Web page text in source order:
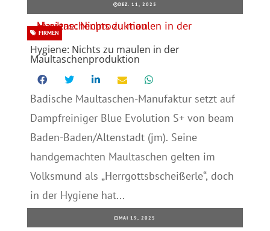
DEZ. 11, 2025
Hygiene: Nichts zu maulen in der
Maultaschenproduktion
FIRMEN
Badische Maultaschen-Manufaktur setzt auf
Dampfreiniger Blue Evolution S+ von beam
Baden-Baden/Altenstadt (jm). Seine
handgemachten Maultaschen gelten im
Volksmund als „Herrgottsbscheißerle“, doch
in der Hygiene hat...
MAI 19, 2025